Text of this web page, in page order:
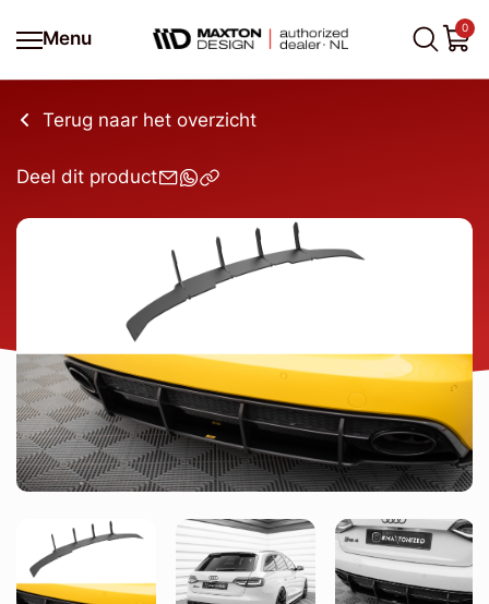
Menu
0
Terug naar het overzicht
Deel dit product